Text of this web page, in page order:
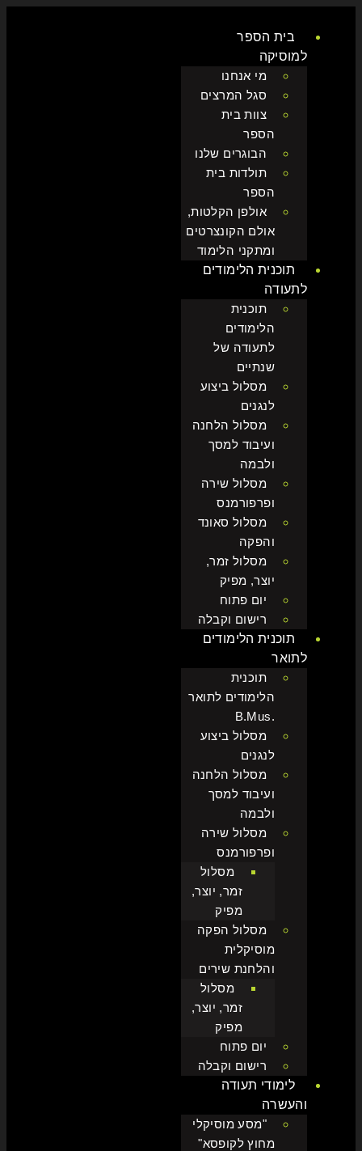
בית הספר
למוסיקה
מי אנחנו
סגל המרצים
צוות בית
הספר
הבוגרים שלנו
תולדות בית
הספר
אולפן הקלטות,
אולם הקונצרטים
ומתקני הלימוד
תוכנית הלימודים
לתעודה
תוכנית
הלימודים
לתעודה של
שנתיים
מסלול ביצוע
לנגנים
מסלול הלחנה
ועיבוד למסך
ולבמה
מסלול שירה
ופרפורמנס
מסלול סאונד
והפקה
מסלול זמר,
יוצר, מפיק
יום פתוח
רישום וקבלה
תוכנית הלימודים
לתואר
תוכנית
הלימודים לתואר
.B.Mus
מסלול ביצוע
לנגנים
מסלול הלחנה
ועיבוד למסך
ולבמה
מסלול שירה
ופרפורמנס
מסלול
זמר, יוצר,
מפיק
מסלול הפקה
מוסיקלית
והלחנת שירים
מסלול
זמר, יוצר,
מפיק
יום פתוח
רישום וקבלה
לימודי תעודה
והעשרה
"מסע מוסיקלי
מחוץ לקופסא"